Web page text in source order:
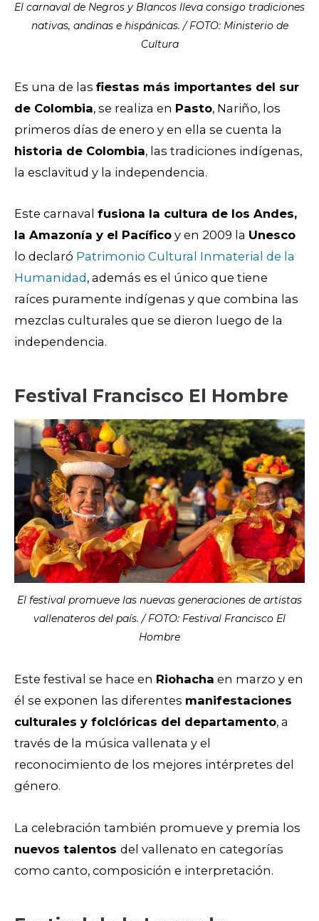
El carnaval de Negros y Blancos lleva consigo tradiciones
nativas, andinas e hispánicas. / FOTO: Ministerio de
Cultura
Es una de las fiestas más importantes del sur
de Colombia, se realiza en Pasto, Nariño, los
primeros días de enero y en ella se cuenta la
historia de Colombia, las tradiciones indígenas,
la esclavitud y la independencia.
Este carnaval fusiona la cultura de los Andes,
la Amazonía y el Pacífico y en 2009 la Unesco
lo declaró Patrimonio Cultural Inmaterial de la
Humanidad , además es el único que tiene
raíces puramente indígenas y que combina las
mezclas culturales que se dieron luego de la
independencia.
Festival Francisco El Hombre
El festival promueve las nuevas generaciones de artistas
vallenateros del país. / FOTO: Festival Francisco El
Hombre​
Este festival se hace en Riohacha en marzo y en
él se exponen las diferentes manifestaciones
culturales y folclóricas del departamento, a
través de la música vallenata y el
reconocimiento de los mejores intérpretes del
género.
La celebración también promueve y premia los
nuevos talentos del vallenato en categorías
como canto, composición e interpretación.